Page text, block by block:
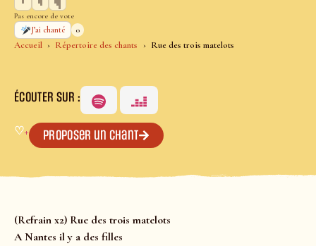
Accueil Répertoire des chants Rue des trois matelots
Pas encore de vote
J’ai chanté
0
ÉCOUTER SUR :
♡+ Proposer un chant
(Refrain x2) Rue des trois matelots
A Nantes il y a des filles